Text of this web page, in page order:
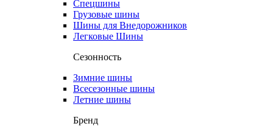
Спецшины
Грузовые шины
Шины для Внедорожников
Легковые Шины
Сезонность
Зимние шины
Всесезонные шины
Летние шины
Бренд